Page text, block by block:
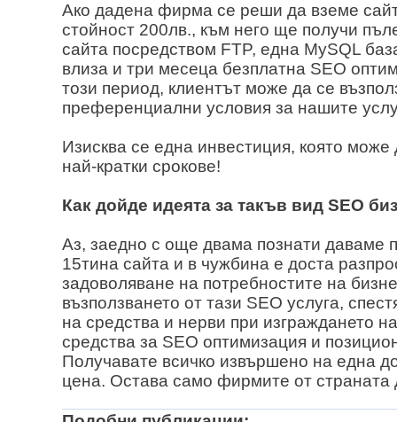
Ако дадена фирма се реши да вземе
стойност 200лв., към него ще получи
сайта посредством FTP, една MySQL
влиза и три месеца безплатна SEO
този период, клиентът може да се
преференциални условия за нашите
Изисква се една инвестиция, която може
най-кратки срокове!
Как дойде идеята за такъв вид SEO
Аз, заедно с още двама познати даваме
15тина сайта и в чужбина е доста
задоволяване на потребностите на
възползването от тази SEO услуга,
на средства и нерви при изграждането
средства за SEO оптимизация и
Получавате всичко извършено на една
цена. Остава само фирмите от страната